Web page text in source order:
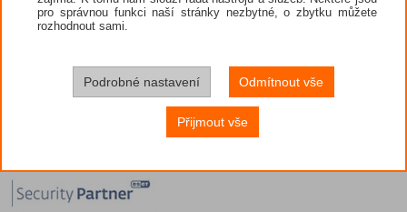
pro správnou funkci naší stránky nezbytné, o zbytku můžete
rozhodnout sami.
Podrobné nastavení Odmítnout vše
Přijmout vše